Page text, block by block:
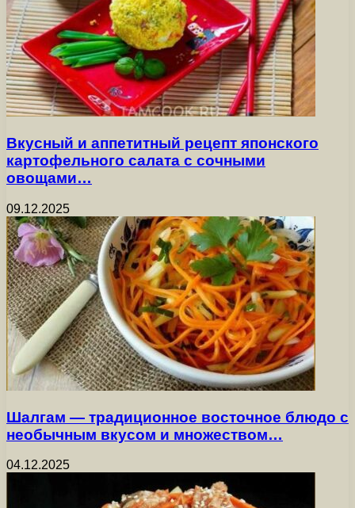
Вкусный и аппетитный рецепт японского
картофельного салата с сочными
овощами…
09.12.2025
Шалгам — традиционное восточное блюдо с
необычным вкусом и множеством…
04.12.2025